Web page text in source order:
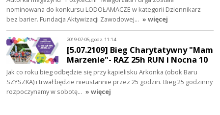
nominowana do konkursu LODOŁAMACZE w kategorii Dziennikarz
bez barier. Fundacja Aktywizacji Zawodowej… » więcej
2019-07-05, godz. 11:14
[5.07.2109] Bieg Charytatywny "Mam
Marzenie"- RAZ 25h RUN i Nocna 10
Jak co roku bieg odbędzie się przy kąpielisku Arkonka (obok Baru
SZYSZKA) i trwał będzie nieustannie przez 25 godzin. Bieg 25 godzinny
rozpoczynamy w sobotę… » więcej